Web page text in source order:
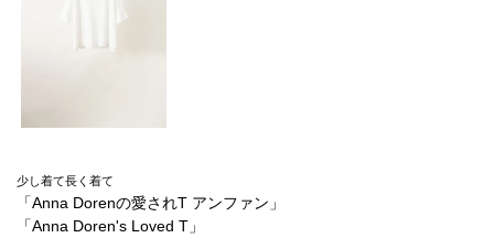
少し着て長く着て
「Anna Dorenの愛されT アンファン」
「Anna Doren's Loved T」